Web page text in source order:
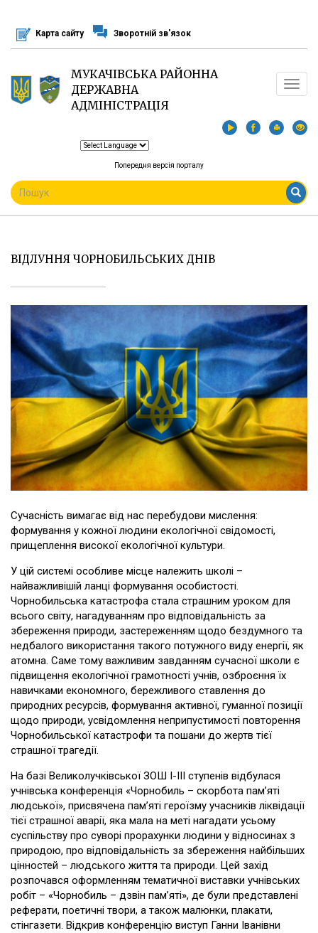
основного
матеріалу
Карта сайту Зворотній зв'язок
МУКАЧІВСЬКА РАЙОННА
ДЕРЖАВНА
АДМІНІСТРАЦІЯ
Toggle
Попередня версія порталу
ПОШУКОВА
ФОРМА
Пошук
ВІДЛУННЯ ЧОРНОБИЛЬСЬКИХ ДНІВ
Сучасність вимагає від нас перебудови мислення:
формування у кожної людини екологічної свідомості,
прищеплення високої екологічної культури.
У цій системі особливе місце належить школі –
найважливішій ланці формування особистості.
Чорнобильська катастрофа стала страшним уроком для
всього світу, нагадуванням про відповідальність за
збереження природи, застереженням щодо бездумного та
недбалого використання такого потужного виду енергії, як
атомна. Саме тому важливим завданням сучасної школи є
підвищення екологічної грамотності учнів, озброєння їх
навичками економного, бережливого ставлення до
природних ресурсів, формування активної, гуманної позиції
щодо природи, усвідомлення неприпустимості повторення
Чорнобильської катастрофи та пошани до жертв тієї
страшної трагедії.
На базі Великолучківської ЗОШ І-ІІІ ступенів відбулася
учнівська конференція «Чорнобиль – скорбота пам’яті
людської», присвячена пам’яті героїзму учасників ліквідації
тієї страшної аварії, яка мала на меті нагадати усьому
суспільству про суворі прорахунки людини у відносинах з
природою, про відповідальність за збереження найбільших
цінностей – людського життя та природи. Цей захід
розпочався оформленням тематичної виставки учнівських
робіт – «Чорнобиль – дзвін пам’яті», де були представлені
реферати, поетичні твори, а також малюнки, плакати,
стінгазети. Відкрив конференцію виступ Ганни Іванівни